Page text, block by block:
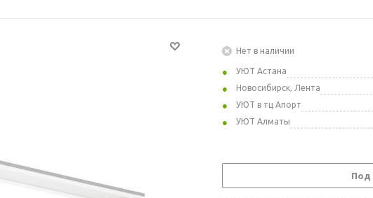
Нет в наличии
УЮТ Астана
Новосибирск, Лента
УЮТ в тц Апорт
УЮТ Алматы
Под